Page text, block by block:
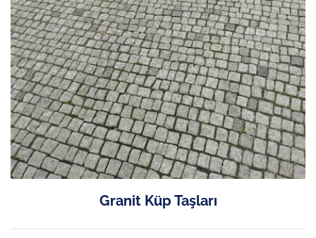
Granit Küp Taşları